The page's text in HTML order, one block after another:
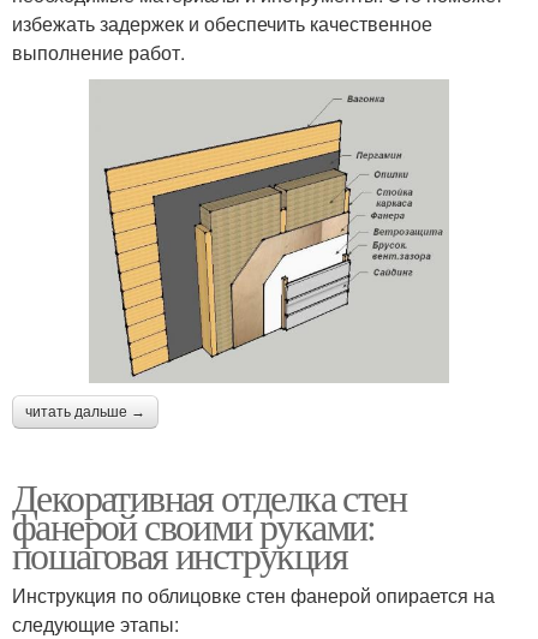
избежать задержек и обеспечить качественное
выполнение работ.
читать дальше →
Декоративная отделка стен
фанерой своими руками:
пошаговая инструкция
Инструкция по облицовке стен фанерой опирается на
следующие этапы: